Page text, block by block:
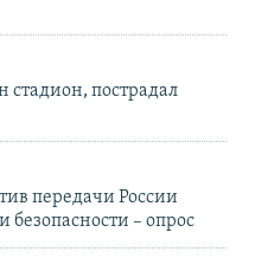
стадион, пострадал
передачи России
безопасности – опрос